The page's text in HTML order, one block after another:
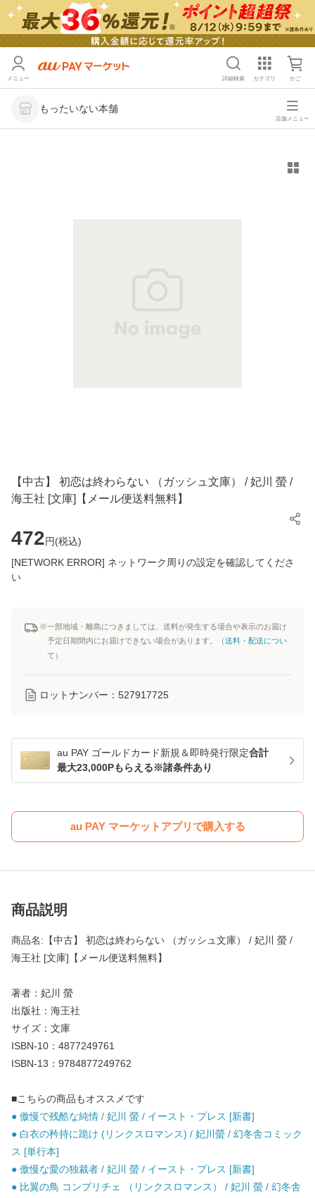
メニュー 詳細検索 カテゴリ かご
もったいない本舗
店舗メニュー
【中古】 初恋は終わらない （ガッシュ文庫） / 妃川 螢 /
海王社 [文庫]【メール便送料無料】
472円(税込)
[NETWORK ERROR] ネットワーク周りの設定を確認してくださ
い
※一部地域・離島につきましては、送料が発生する場合や表示のお届け
予定日期間内にお届けできない場合があります。（送料・配送につい
て ）
ロットナンバー： 527917725
au PAY ゴールドカード新規＆即時発行限定合計
最大23,000Pもらえる※諸条件あり
au PAY マーケットアプリで購入する
商品説明
商品名:【中古】 初恋は終わらない （ガッシュ文庫） / 妃川 螢 /
海王社 [文庫]【メール便送料無料】
著者：妃川 螢
出版社：海王社
サイズ：文庫
ISBN-10：4877249761
ISBN-13：9784877249762
■こちらの商品もオススメです
● 傲慢で残酷な純情 / 妃川 螢 / イースト・プレス [新書]
● 白衣の矜持に跪け (リンクスロマンス) / 妃川螢 / 幻冬舎コミック
ス [単行本]
● 傲慢な愛の独裁者 / 妃川 螢 / イースト・プレス [新書]
● 比翼の鳥 コンプリチェ （リンクスロマンス） / 妃川 螢 / 幻冬舎